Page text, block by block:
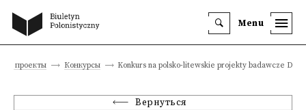
Menu
проекты Конкурсы Konkurs na polsko-litewskie projekty badawcze
Вернуться